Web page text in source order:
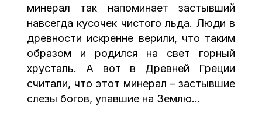
минерал так напоминает застывший
навсегда кусочек чистого льда. Люди в
древности искренне верили, что таким
образом и родился на свет горный
хрусталь. А вот в Древней Греции
считали, что этот минерал – застывшие
слезы богов, упавшие на Землю…